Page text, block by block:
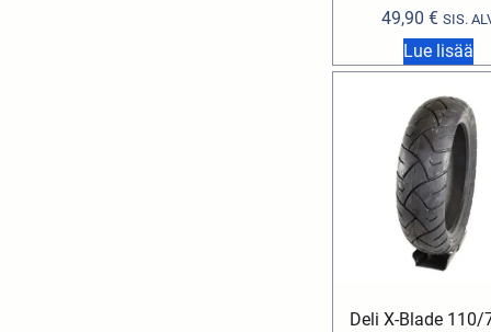
49,90€ SIS.
Lue lisää
Deli X-Blade 110/